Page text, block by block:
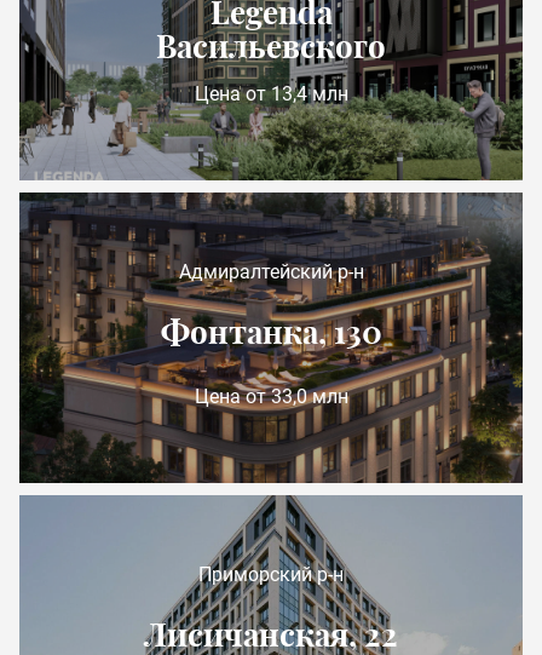
Legenda
Васильевского
Цена от 13,4 млн
Адмиралтейский р-н
Фонтанка, 130
Цена от 33,0 млн
Приморский р-н
Лисичанская, 22